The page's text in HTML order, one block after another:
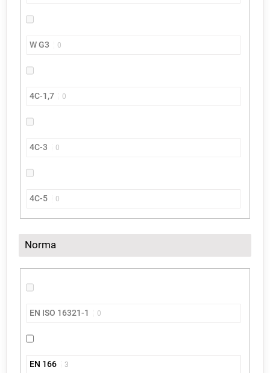
W G3 0
4C-1,7 0
4C-3 0
4C-5 0
Norma
EN ISO 16321-1 0
EN 166 3